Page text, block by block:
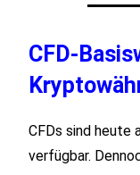
CFDs sind heute
verfügbar.